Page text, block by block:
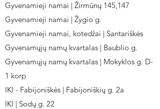
Gyvenamieji namai | Žirmūnų 145,147
Gyvenamieji namai | Žygio g.
Gyvenamieji namai, kotedžai | Santariškės
Gyvenamųjų namų kvartalas | Baublio g.
Gyvenamųjų namų kvartalas | Mokyklos g. D-
1 korp
IKI - Fabijoniškės | Fabijoniškių g. 2a
IKI | Sodų g. 22